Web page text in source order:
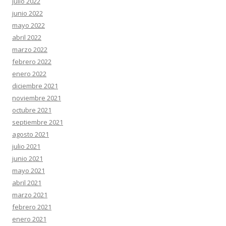
junio 2022
mayo 2022
abril 2022
marzo 2022
febrero 2022
enero 2022
diciembre 2021
noviembre 2021
octubre 2021
septiembre 2021
agosto 2021
julio 2021
junio 2021
mayo 2021
abril 2021
marzo 2021
febrero 2021
enero 2021